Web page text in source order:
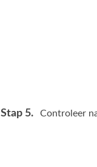
Stap 5. Controleer